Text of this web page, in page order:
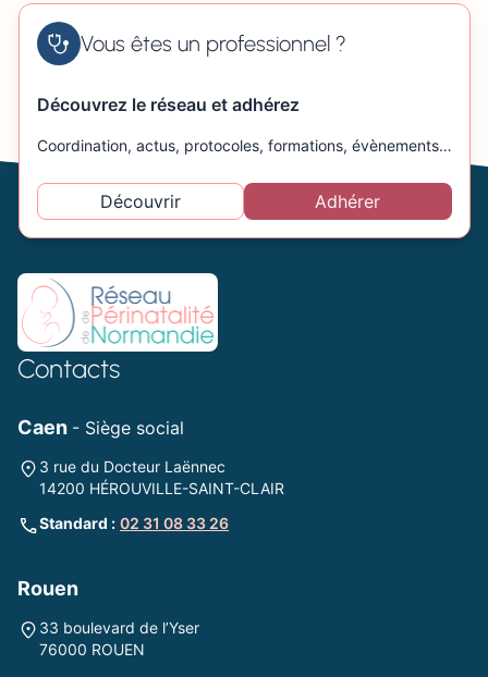
Vous êtes un professionnel ?
Découvrez le réseau et adhérez
Coordination, actus, protocoles, formations, évènements…
Découvrir Adhérer
Contacts
Caen - Siège social
3 rue du Docteur Laënnec
14200 HÉROUVILLE-SAINT-CLAIR
Standard : 02 31 08 33 26
Rouen
33 boulevard de l’Yser
76000 ROUEN